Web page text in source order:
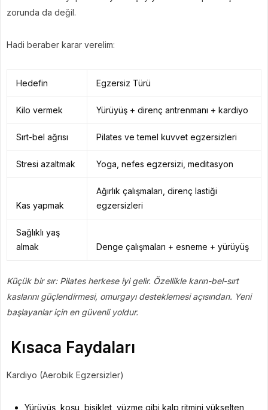
zorunda da değil.
Hadi beraber karar verelim:
Hedefin Egzersiz Türü
Kilo vermek Yürüyüş + direnç antrenmanı + kardiyo
Sırt-bel ağrısı Pilates ve temel kuvvet egzersizleri
Stresi azaltmak Yoga, nefes egzersizi, meditasyon
Kas yapmak
Ağırlık çalışmaları, direnç lastiği
egzersizleri
Sağlıklı yaş
almak
Denge çalışmaları + esneme + yürüyüş
Küçük bir sır: Pilates herkese iyi gelir. Özellikle karın-bel-sırt
kaslarını güçlendirmesi, omurgayı desteklemesi açısından. Yeni
başlayanlar için en güvenli yoldur.
Kısaca Faydaları
Kardiyo (Aerobik Egzersizler)
Yürüyüş, koşu, bisiklet, yüzme gibi kalp ritmini yükselten